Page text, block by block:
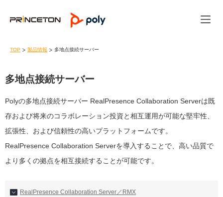
TOP 製品情報 多地点接続サーバー
多地点接続サーバー
Polyの多地点接続サーバー RealPresence Collaboration Serverは既
存および将来のコラボレーション投資と相互運用が可能な堅牢性、
拡張性、および信頼性の高いプラットフォームです。
RealPresence Collaboration Serverを導入することで、高い品質で
より多くの拠点を相互接続することが可能です。
RealPresence Collaboration Server／RMX